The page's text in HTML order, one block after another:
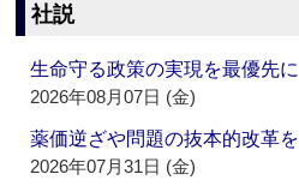
社説
生命守る政策の実現を最優先に
2026年08月07日 (金)
薬価逆ざや問題の抜本的改革を
2026年07月31日 (金)